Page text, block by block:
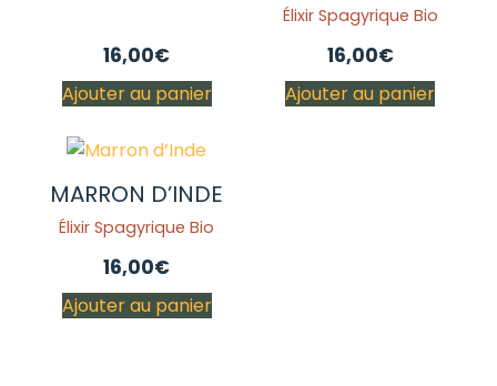
16,00€
Ajouter au panier
Élixir Spagyrique Bio
16,00€
Ajouter au panier
MARRON D’INDE
Élixir Spagyrique Bio
16,00€
Ajouter au panier